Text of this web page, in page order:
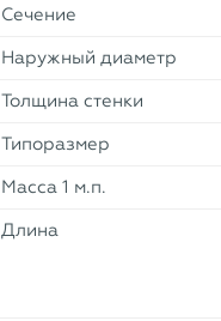
Сечение
Наружный диаметр
Толщина стенки
Типоразмер
Масса 1 м.п.
Длина